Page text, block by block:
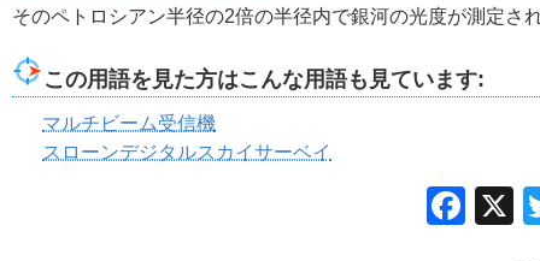
そのペトロシアン半径の2倍の半径内で銀河の光度が測定さ
この用語を見た方はこんな用語も見ています:
マルチビーム受信機
スローンデジタルスカイサーベイ